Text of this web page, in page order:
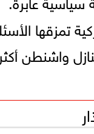
تمزقها
واشنطن